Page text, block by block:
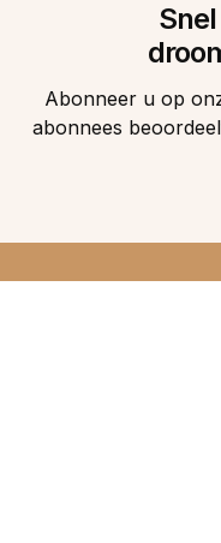
Abonneer u op
abonnees